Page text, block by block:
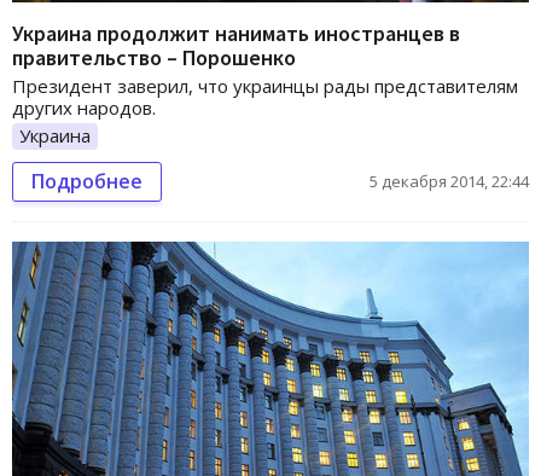
Украина продолжит нанимать иностранцев в
правительство – Порошенко
Президент заверил, что украинцы рады представителям
других народов.
Украина
Подробнее 5 декабря 2014, 22:44